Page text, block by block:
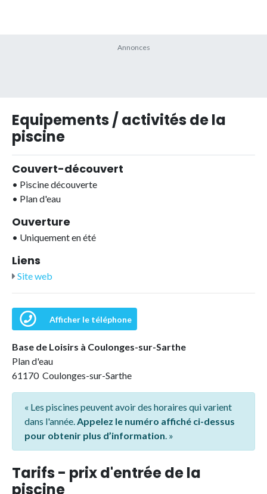
Equipements / activités de la
piscine
Couvert-découvert
• Piscine découverte
• Plan d'eau
Ouverture
• Uniquement en été
Liens
Site web
Afficher le téléphone
Base de Loisirs à Coulonges-sur-Sarthe
Plan d'eau
61170 Coulonges-sur-Sarthe
« Les piscines peuvent avoir des horaires qui varient
dans l'année.Appelez le numéro affiché ci-dessus
pour obtenir plus d’information. »
Tarifs - prix d'entrée de la
piscine